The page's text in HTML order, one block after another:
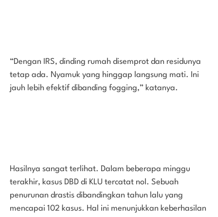
“Dengan IRS, dinding rumah disemprot dan residunya
tetap ada. Nyamuk yang hinggap langsung mati. Ini
jauh lebih efektif dibanding fogging,” katanya.
Hasilnya sangat terlihat. Dalam beberapa minggu
terakhir, kasus DBD di KLU tercatat nol. Sebuah
penurunan drastis dibandingkan tahun lalu yang
mencapai 102 kasus. Hal ini menunjukkan keberhasilan